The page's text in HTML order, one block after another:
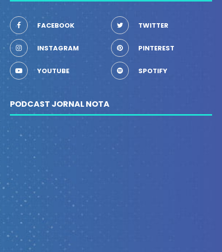
FACEBOOK TWITTER
INSTAGRAM PINTEREST
YOUTUBE SPOTIFY
PODCAST JORNAL NOTA